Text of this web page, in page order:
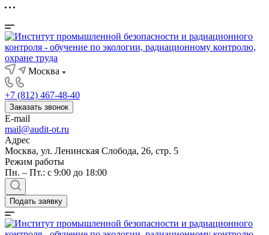
Москва
+7 (812) 467-48-40
Заказать звонок
E-mail
mail@audit-ot.ru
Адрес
Москва, ул. Ленинская Слобода, 26, стр. 5
Режим работы
Пн. – Пт.: с 9:00 до 18:00
Подать заявку